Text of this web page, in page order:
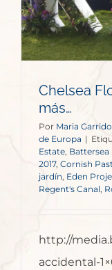
Chelsea
más…
Por Maria Garrido
de Europa |
Estate, Battersea
2017, Cornish
jardín, Eden
Regent's Canal,
http://
accidental-